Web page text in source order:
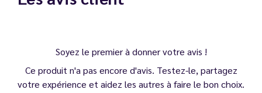
Soyez le premier à donner votre avis !
Ce produit n'a pas encore d'avis. Testez-le, partagez
votre expérience et aidez les autres à faire le bon choix.